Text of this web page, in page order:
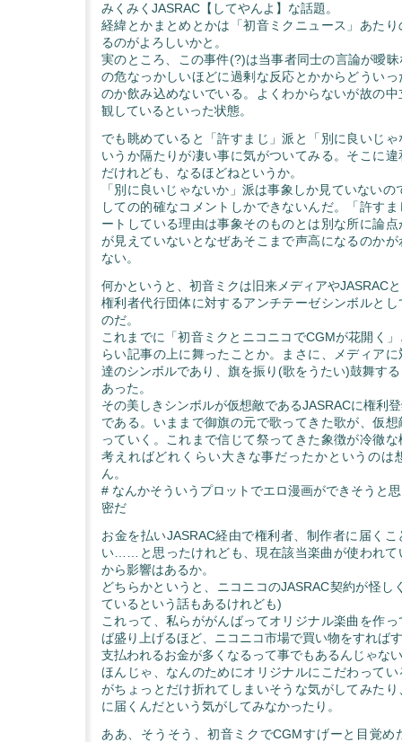
みくみくJASRAC【してやんよ】な話題。
経緯とかまとめとかは「初音ミクニュース」あたり
るのがよろしいかと。
実のところ、この事件(?)は当事者同士の言論が曖
の危なっかしいほどに過剰な反応とかからどうい
のか飲み込めないでいる。よくわからないが故の
観しているといった状態。
でも眺めていると「許すまじ」派と「別に良いじ
いうか隔たりが凄い事に気がついてみる。そこに
だけれども、なるほどねというか。
「別に良いじゃないか」派は事象しか見ていない
しての的確なコメントしかできないんだ。「許す
ートしている理由は事象そのものとは別な所に論
が見えていないとなぜあそこまで声高になるのか
ない。
何かというと、初音ミクは旧来メディアやJASRAC
権利者代行団体に対するアンチテーゼシンボルと
のだ。
これまでに「初音ミクとニコニコでCGMが花開く
らい記事の上に舞ったことか。まさに、メディア
達のシンボルであり、旗を振り(歌をうたい)鼓舞す
あった。
その美しきシンボルが仮想敵であるJASRACに権利
である。いままで御旗の元で歌ってきた歌が、仮
っていく。これまで信じて祭ってきた象徴が冷徹
考えればどれくらい大きな事だったかというのは
ん。
# なんかそういうプロットでエロ漫画ができそうと
密だ
お金を払いJASRAC経由で権利者、制作者に届く
い……と思ったけれども、現在該当楽曲が使われて
から影響はあるか。
どちらかというと、ニコニコのJASRAC契約が怪し
ているという話もあるけれども)
これって、私らががんばってオリジナル楽曲を作
ば盛り上げるほど、ニコニコ市場で買い物をすれば
支払われるお金が多くなるって事でもあるんじゃな
ほんじゃ、なんのためにオリジナルにこだわって
がちょっとだけ折れてしまいそうな気がしてみた
に届くんだという気がしてみなかったり。
ああ、そうそう、初音ミクでCGMすげーと目覚め